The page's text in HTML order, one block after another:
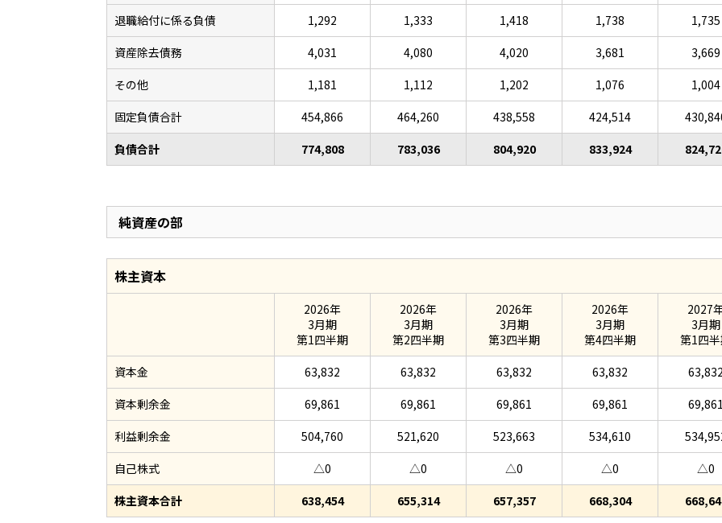
退職給付に係る負債
1,292 1,333 1,418 1,738
1,735
資産除去債務
4,031 4,080 4,020 3,681
3,669
その他
1,181 1,112 1,202 1,076
1,004
固定負債合計
454,866 464,260 438,558 424,514
負債合計
774,808 783,036 804,920 833,924
純資産の部
株主資本
2026年
3月期
第1四半期
2026年
3月期
第2四半期
2026年
3月期
第3四半期
2026年
3月期
第4四半期
2027
3月期
第1四
資本金
63,832 63,832 63,832 63,832
63,832
資本剰余金
69,861 69,861 69,861 69,861
69,861
利益剰余金
504,760 521,620 523,663 534,610
自己株式
△0 △0 △0 △0
△0
株主資本合計
638,454 655,314 657,357 668,304